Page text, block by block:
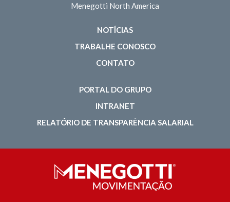
Menegotti North America
NOTÍCIAS
TRABALHE CONOSCO
CONTATO
PORTAL DO GRUPO
INTRANET
RELATÓRIO DE TRANSPARÊNCIA SALARIAL